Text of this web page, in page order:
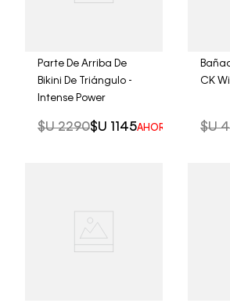
Parte De Arriba De
Bikini De Triángulo -
Intense Power
$U 2290$U 1145AHORRO DEL50%
CK
$U